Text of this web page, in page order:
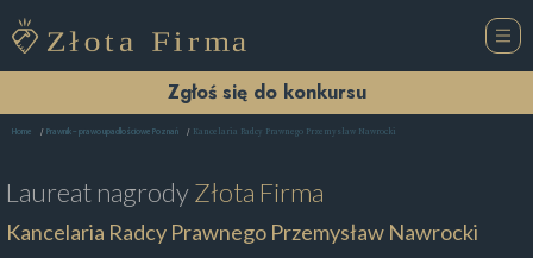
Zgłoś się do konkursu
Home Prawnik – prawo upadłościowe Poznań Kancelaria Radcy Prawnego Przemysław Nawrocki
Laureat nagrodyZłota Firma
Kancelaria Radcy Prawnego Przemysław Nawrocki